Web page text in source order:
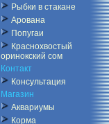
Рыбки в стакане
Арована
Попугаи
Краснохвостый
оринокский сом
Контакт
Консультация
Магазин
Аквариумы
Корма